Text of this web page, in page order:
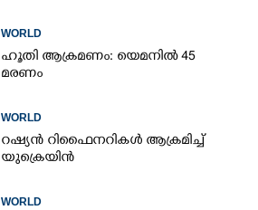
WORLD
ഹൂതി ആക്രമണം: യെമനിൽ 45
മരണം
WORLD
റഷ്യൻ റിഫൈനറികൾ ആക്രമിച്ച്
യുക്രെയിൻ
WORLD